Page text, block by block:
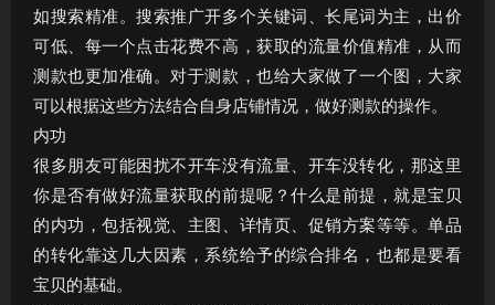
如搜索精准。搜索推广开多个关键词、长尾词为主，出价
可低、每一个点击花费不高，获取的流量价值精准，从而
测款也更加准确。对于测款，也给大家做了一个图，大家
可以根据这些方法结合自身店铺情况，做好测款的操作。
内功
很多朋友可能困扰不开车没有流量、开车没转化，那这里
你是否有做好流量获取的前提呢？什么是前提，就是宝贝
的内功，包括视觉、主图、详情页、促销方案等等。单品
的转化靠这几大因素，系统给予的综合排名，也都是要看
宝贝的基础。